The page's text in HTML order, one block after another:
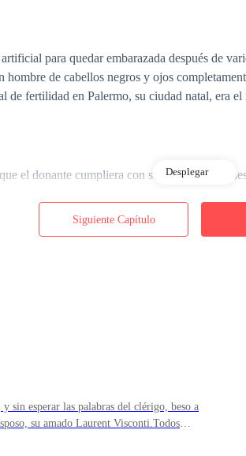
para quedar embarazada después de
de cabellos negros y ojos
de fertilidad en Palermo, su ciudad natal, era
el donante cumpliera con sus
era eso lo planeado, pero en fin, estas cosas
a tener no dude en contactarme. — respondió el
sean, serán los más hermosos, y tampoco
Le agradezco por todo doctor López, dentro
pequeño brinco de felicidad, su sueño, su
Desplegar
Siguiente Capítulo
sin esperar las palabras del clérigo, beso a
su amado Laurent Visconti.Todos